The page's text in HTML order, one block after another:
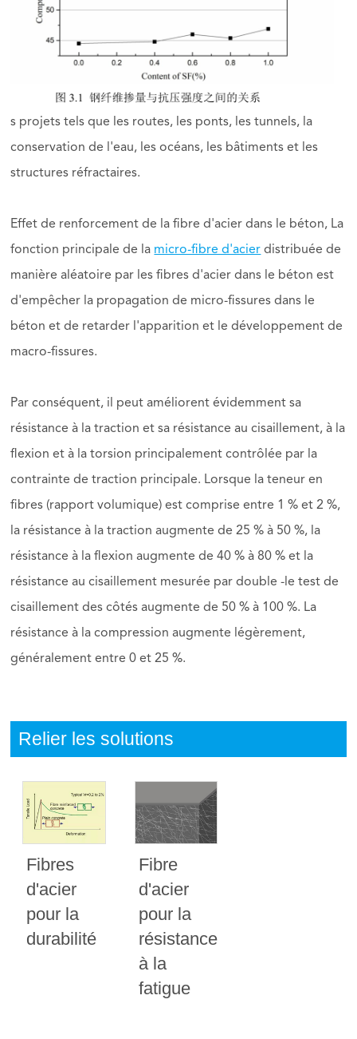
s projets tels que les routes, les ponts, les tunnels, la
conservation de l'eau, les océans, les bâtiments et les
structures réfractaires.
Effet de renforcement de la fibre d'acier dans le béton, La
fonction principale de la micro-fibre d'acier distribuée de
manière aléatoire par les fibres d'acier dans le béton est
d'empêcher la propagation de micro-fissures dans le
béton et de retarder l'apparition et le développement de
macro-fissures.
Par conséquent, il peut améliorent évidemment sa
résistance à la traction et sa résistance au cisaillement, à la
flexion et à la torsion principalement contrôlée par la
contrainte de traction principale. Lorsque la teneur en
fibres (rapport volumique) est comprise entre 1 % et 2 %,
la résistance à la traction augmente de 25 % à 50 %, la
résistance à la flexion augmente de 40 % à 80 % et la
résistance au cisaillement mesurée par double -le test de
cisaillement des côtés augmente de 50 % à 100 %. La
résistance à la compression augmente légèrement,
généralement entre 0 et 25 %.
Relier les solutions
Fibres
d'acier
pour la
durabilité
Fibre
d'acier
pour la
résistance
à la
fatigue